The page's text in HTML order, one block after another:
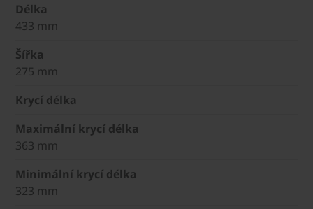
Délka
433 mm
Šířka
275 mm
Krycí délka
Maximální krycí délka
363 mm
Minimální krycí délka
323 mm